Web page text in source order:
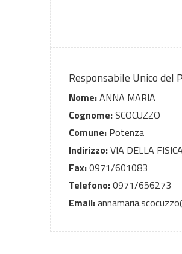
Responsabile Unico del
Nome:ANNA MARIA
Cognome:SCOCUZZO
Comune: Potenza
Indirizzo:VIA DELLA
Fax:0971/601083
Telefono:0971/656273
Email: